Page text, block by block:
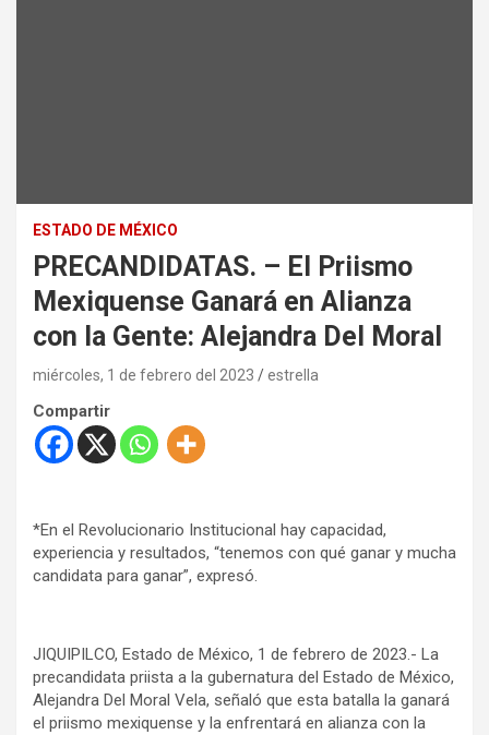
ESTADO DE MÉXICO
PRECANDIDATAS. – El Priismo
Mexiquense Ganará en Alianza
con la Gente: Alejandra Del Moral
miércoles, 1 de febrero del 2023 estrella
Compartir
*En el Revolucionario Institucional hay capacidad,
experiencia y resultados, “tenemos con qué ganar y mucha
candidata para ganar”, expresó.
JIQUIPILCO, Estado de México, 1 de febrero de 2023.- La
precandidata priista a la gubernatura del Estado de México,
Alejandra Del Moral Vela, señaló que esta batalla la ganará
el priismo mexiquense y la enfrentará en alianza con la